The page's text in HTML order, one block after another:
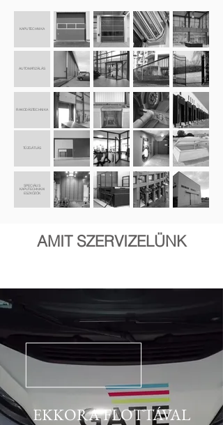
KAPUTECHNIKA
AUTOMATIZÁLÁS
RAKODÁSTECHNIKA
TŰZGÁTLÁS
SPECIÁLIS
KAPUTECHNIKAI
ESZKÖZÖK
AMIT SZERVIZELÜNK
EKKORA FLOTTÁVAL